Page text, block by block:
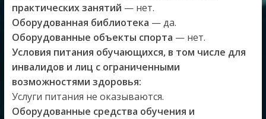
практических занятий — нет.
Оборудованная библиотека — да.
Оборудованные объекты спорта — нет.
Условия питания обучающихся, в том числе для
инвалидов и лиц с ограниченными
возможностями здоровья:
Услуги питания не оказываются.
Оборудованные средства обучения и